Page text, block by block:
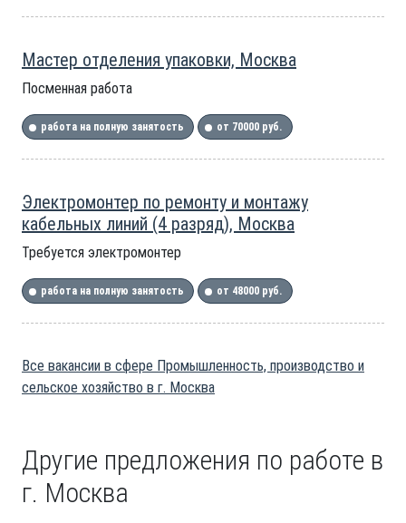
Мастер отделения упаковки, Москва
Посменная работа
работа на полную занятость от 70000 руб.
Электромонтер по ремонту и монтажу
кабельных линий (4 разряд), Москва
Требуется электромонтер
работа на полную занятость от 48000 руб.
Все вакансии в сфере Промышленность, производство и
сельское хозяйство в г. Москва
Другие предложения по работе в
г. Москва